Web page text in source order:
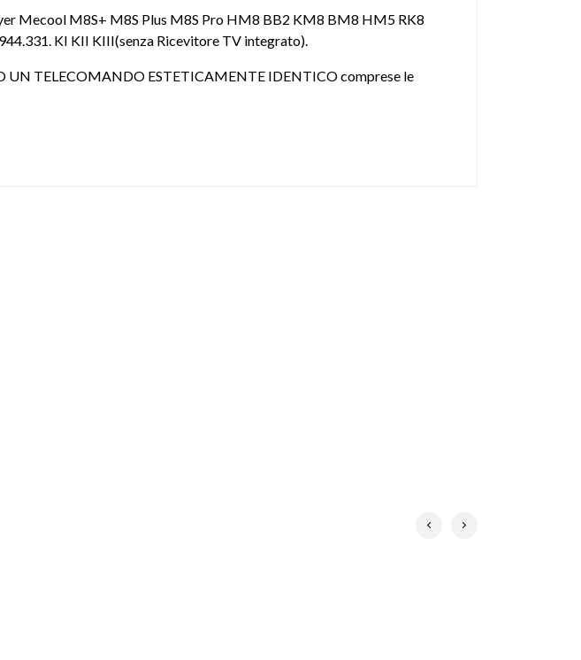
Mecool M8S+ M8S Plus M8S Pro HM8 BB2 KM8 BM8 HM5 RK8
KI KII KIII(senza Ricevitore TV integrato).
TELECOMANDO ESTETICAMENTE IDENTICO comprese le